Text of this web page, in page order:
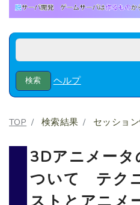
ヘルプ
TOP 検索結果 セッショ
3Dアニメータ
ついて テク